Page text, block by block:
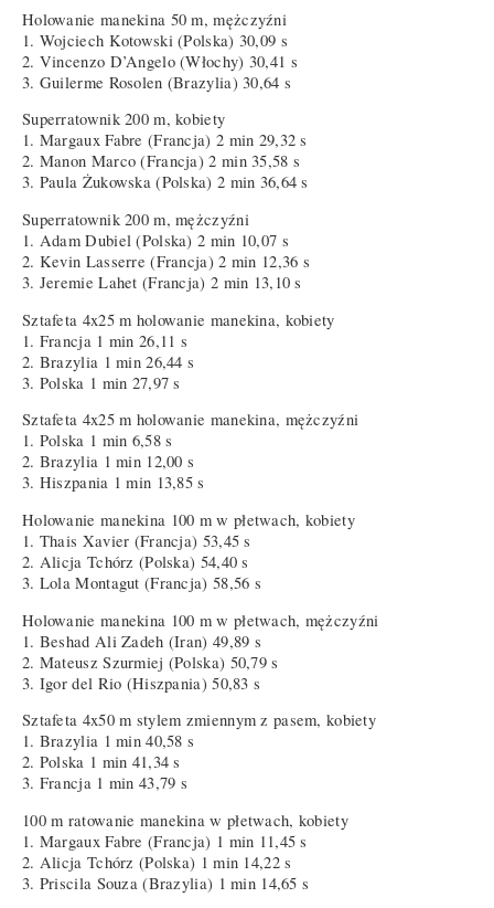
Holowanie manekina 50 m, mężczyźni
1. Wojciech Kotowski (Polska) 30,09 s
2. Vincenzo D’Angelo (Włochy) 30,41 s
3. Guilerme Rosolen (Brazylia) 30,64 s
Superratownik 200 m, kobiety
1. Margaux Fabre (Francja) 2 min 29,32 s
2. Manon Marco (Francja) 2 min 35,58 s
3. Paula Żukowska (Polska) 2 min 36,64 s
Superratownik 200 m, mężczyźni
1. Adam Dubiel (Polska) 2 min 10,07 s
2. Kevin Lasserre (Francja) 2 min 12,36 s
3. Jeremie Lahet (Francja) 2 min 13,10 s
Sztafeta 4x25 m holowanie manekina, kobiety
1. Francja 1 min 26,11 s
2. Brazylia 1 min 26,44 s
3. Polska 1 min 27,97 s
Sztafeta 4x25 m holowanie manekina, mężczyźni
1. Polska 1 min 6,58 s
2. Brazylia 1 min 12,00 s
3. Hiszpania 1 min 13,85 s
Holowanie manekina 100 m w płetwach, kobiety
1. Thais Xavier (Francja) 53,45 s
2. Alicja Tchórz (Polska) 54,40 s
3. Lola Montagut (Francja) 58,56 s
Holowanie manekina 100 m w płetwach, mężczyźni
1. Beshad Ali Zadeh (Iran) 49,89 s
2. Mateusz Szurmiej (Polska) 50,79 s
3. Igor del Rio (Hiszpania) 50,83 s
Sztafeta 4x50 m stylem zmiennym z pasem, kobiety
1. Brazylia 1 min 40,58 s
2. Polska 1 min 41,34 s
3. Francja 1 min 43,79 s
100 m ratowanie manekina w płetwach, kobiety
1. Margaux Fabre (Francja) 1 min 11,45 s
2. Alicja Tchórz (Polska) 1 min 14,22 s
3. Priscila Souza (Brazylia) 1 min 14,65 s